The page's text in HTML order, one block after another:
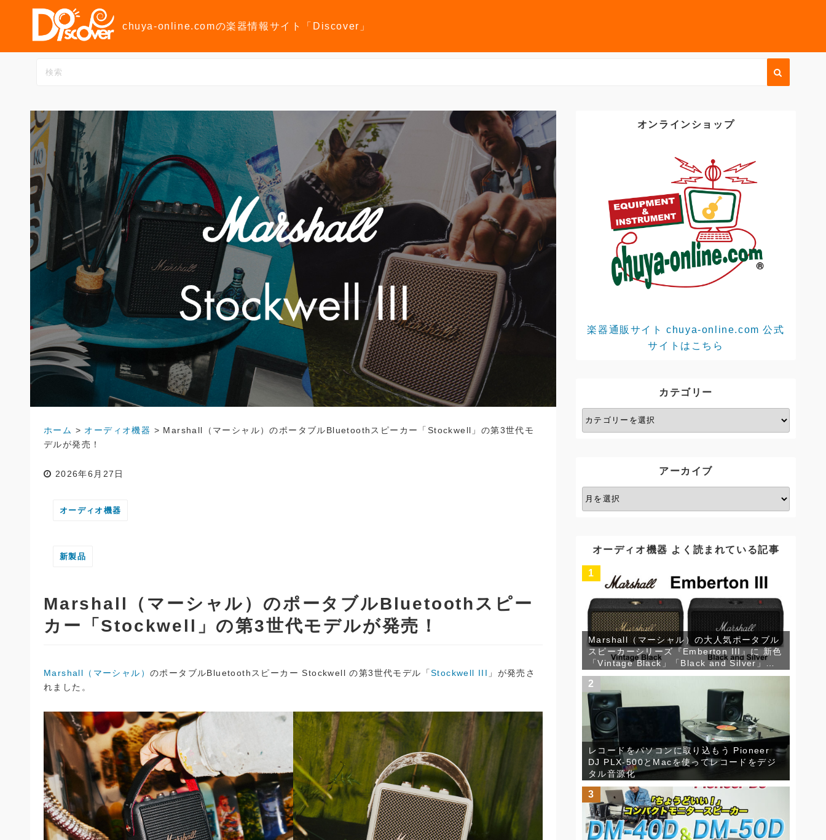
ン
chuya-online.comの楽器情報サイト「Discover」
ホーム > オーディオ機器 > Marshall（マーシャル）のポータブルBluetoothスピーカー「Stockwell」の第3世代モ
デルが発売！
2026年6月27日
オーディオ機器
新製品
Marshall（マーシャル）のポータブルBluetoothスピー
カー「Stockwell」の第3世代モデルが発売！
Marshall（マーシャル） のポータブルBluetoothスピーカー Stockwell の第3世代モデル「Stockwell III 」が発売さ
れました。
オンラインショップ
楽器通販サイト chuya-online.com 公式
サイトはこちら
カテゴリー
カ
テ
アーカイブ
ア
ー
オーディオ機器 よく読まれている記事
1
Marshall（マーシャル）の大人気ポータブル
スピーカーシリーズ『Emberton III』に 新色
「Vintage Black」「Black and Silver」が
登場！
2
レコードをパソコンに取り込もう Pioneer
DJ PLX-500とMacを使ってレコードをデジ
タル音源化
3